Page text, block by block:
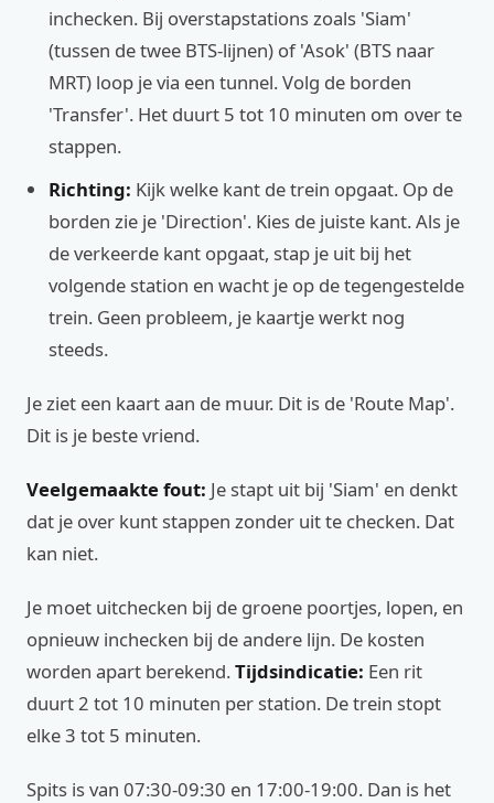
inchecken. Bij overstapstations zoals 'Siam'
(tussen de twee BTS-lijnen) of 'Asok' (BTS naar
MRT) loop je via een tunnel. Volg de borden
'Transfer'. Het duurt 5 tot 10 minuten om over te
stappen.
Richting: Kijk welke kant de trein opgaat. Op de
borden zie je 'Direction'. Kies de juiste kant. Als je
de verkeerde kant opgaat, stap je uit bij het
volgende station en wacht je op de tegengestelde
trein. Geen probleem, je kaartje werkt nog
steeds.
Je ziet een kaart aan de muur. Dit is de 'Route Map'.
Dit is je beste vriend.
Veelgemaakte fout: Je stapt uit bij 'Siam' en denkt
dat je over kunt stappen zonder uit te checken. Dat
kan niet.
Je moet uitchecken bij de groene poortjes, lopen, en
opnieuw inchecken bij de andere lijn. De kosten
worden apart berekend.Tijdsindicatie: Een rit
duurt 2 tot 10 minuten per station. De trein stopt
elke 3 tot 5 minuten.
Spits is van 07:30-09:30 en 17:00-19:00. Dan is het